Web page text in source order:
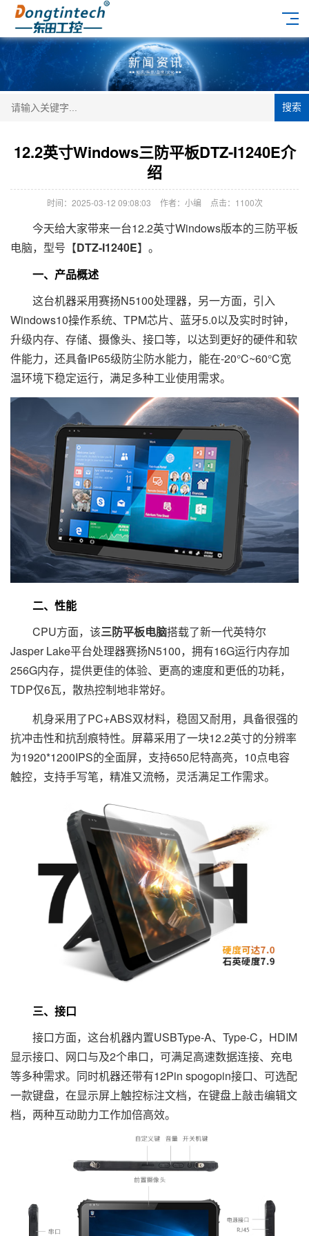
搜索
12.2英寸Windows三防平板DTZ-I1240E介
绍
时间：2025-03-12 09:08:03 作者：小编 点击： 1100次
今天给大家带来一台12.2英寸Windows版本的三防平板
电脑，型号【DTZ-I1240E】。
一、产品概述
这台机器采用赛扬N5100处理器，另一方面，引入
Windows10操作系统、TPM芯片、蓝牙5.0以及实时时钟，
升级内存、存储、摄像头、接口等，以达到更好的硬件和软
件能力，还具备IP65级防尘防水能力，能在-20°C~60°C宽
温环境下稳定运行，满足多种工业使用需求。
二、性能
CPU方面，该三防平板电脑搭载了新一代英特尔
Jasper Lake平台处理器赛扬N5100，拥有16G运行内存加
256G内存，提供更佳的体验、更高的速度和更低的功耗，
TDP仅6瓦，散热控制地非常好。
机身采用了PC+ABS双材料，稳固又耐用，具备很强的
抗冲击性和抗刮痕特性。屏幕采用了一块12.2英寸的分辨率
为1920*1200IPS的全面屏，支持650尼特高亮，10点电容
触控，支持手写笔，精准又流畅，灵活满足工作需求。
三、接口
接口方面，这台机器内置USBType-A、Type-C，HDIM
显示接口、网口与及2个串口，可满足高速数据连接、充电
等多种需求。同时机器还带有12Pin spogopin接口、可选配
一款键盘，在显示屏上触控标注文档，在键盘上敲击编辑文
档，两种互动助力工作加倍高效。